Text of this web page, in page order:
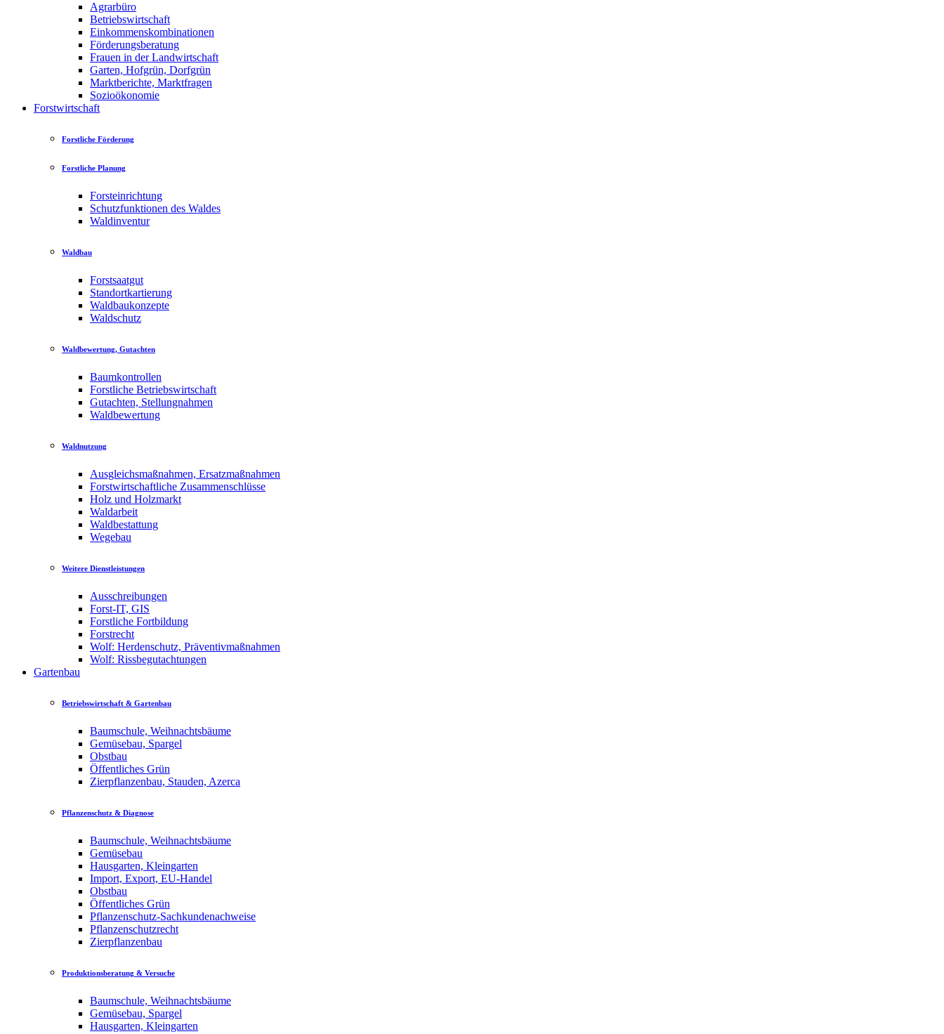
Agrarbüro
Betriebswirtschaft
Einkommenskombinationen
Förderungsberatung
Frauen in der Landwirtschaft
Garten, Hofgrün, Dorfgrün
Marktberichte, Marktfragen
Sozioökonomie
Forstwirtschaft
Forstliche Förderung
Forstliche Planung
Forsteinrichtung
Schutzfunktionen des Waldes
Waldinventur
Waldbau
Forstsaatgut
Standortkartierung
Waldbaukonzepte
Waldschutz
Waldbewertung, Gutachten
Baumkontrollen
Forstliche Betriebswirtschaft
Gutachten, Stellungnahmen
Waldbewertung
Waldnutzung
Ausgleichsmaßnahmen, Ersatzmaßnahmen
Forstwirtschaftliche Zusammenschlüsse
Holz und Holzmarkt
Waldarbeit
Waldbestattung
Wegebau
Weitere Dienstleistungen
Ausschreibungen
Forst-IT, GIS
Forstliche Fortbildung
Forstrecht
Wolf: Herdenschutz, Präventivmaßnahmen
Wolf: Rissbegutachtungen
Gartenbau
Betriebswirtschaft & Gartenbau
Baumschule, Weihnachtsbäume
Gemüsebau, Spargel
Obstbau
Öffentliches Grün
Zierpflanzenbau, Stauden, Azerca
Pflanzenschutz & Diagnose
Baumschule, Weihnachtsbäume
Gemüsebau
Hausgarten, Kleingarten
Import, Export, EU-Handel
Obstbau
Öffentliches Grün
Pflanzenschutz-Sachkundenachweise
Pflanzenschutzrecht
Zierpflanzenbau
Produktionsberatung & Versuche
Baumschule, Weihnachtsbäume
Gemüsebau, Spargel
Hausgarten, Kleingarten